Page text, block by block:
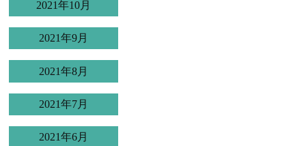
2021年10月
2021年9月
2021年8月
2021年7月
2021年6月